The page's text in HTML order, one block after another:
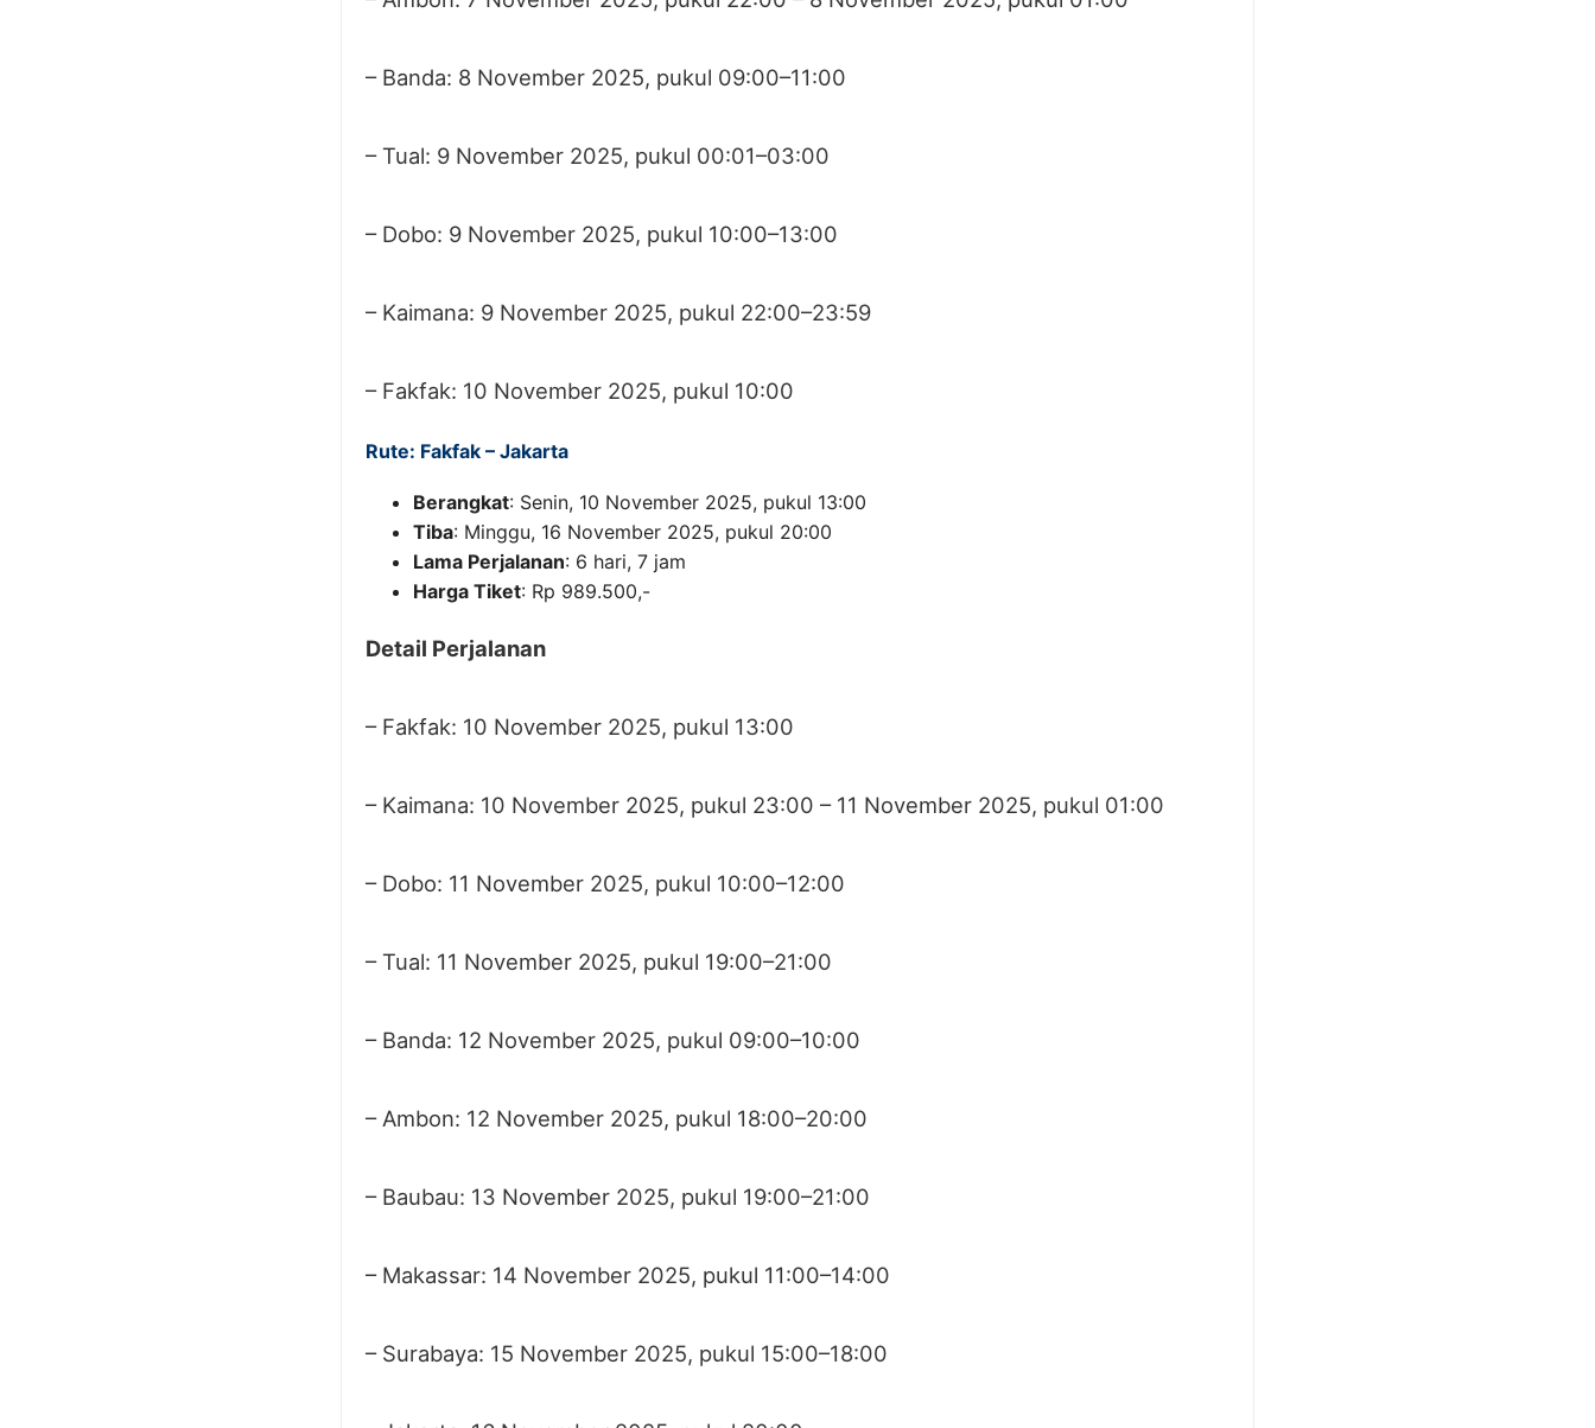
– Banda: 8 November 2025, pukul 09:00–11:00
– Tual: 9 November 2025, pukul 00:01–03:00
– Dobo: 9 November 2025, pukul 10:00–13:00
– Kaimana: 9 November 2025, pukul 22:00–23:59
– Fakfak: 10 November 2025, pukul 10:00
Rute: Fakfak – Jakarta
Berangkat: Senin, 10 November 2025, pukul 13:00
Tiba: Minggu, 16 November 2025, pukul 20:00
Lama Perjalanan: 6 hari, 7 jam
Harga Tiket: Rp 989.500,-
Detail Perjalanan
– Fakfak: 10 November 2025, pukul 13:00
– Kaimana: 10 November 2025, pukul 23:00 – 11 November 2025, pukul 01:00
– Dobo: 11 November 2025, pukul 10:00–12:00
– Tual: 11 November 2025, pukul 19:00–21:00
– Banda: 12 November 2025, pukul 09:00–10:00
– Ambon: 12 November 2025, pukul 18:00–20:00
– Baubau: 13 November 2025, pukul 19:00–21:00
– Makassar: 14 November 2025, pukul 11:00–14:00
– Surabaya: 15 November 2025, pukul 15:00–18:00